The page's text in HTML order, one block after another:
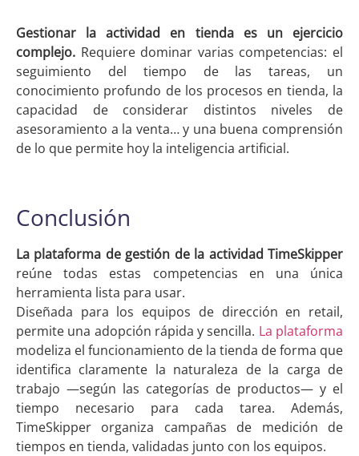
Gestionar la actividad en tienda es un ejercicio
complejo. Requiere dominar varias competencias: el
seguimiento del tiempo de las tareas, un
conocimiento profundo de los procesos en tienda, la
capacidad de considerar distintos niveles de
asesoramiento a la venta… y una buena comprensión
de lo que permite hoy la inteligencia artificial.
Conclusión
La plataforma de gestión de la actividad TimeSkipper
reúne todas estas competencias en una única
herramienta lista para usar.
Diseñada para los equipos de dirección en retail,
permite una adopción rápida y sencilla. La plataforma
modeliza el funcionamiento de la tienda de forma que
identifica claramente la naturaleza de la carga de
trabajo —según las categorías de productos— y el
tiempo necesario para cada tarea. Además,
TimeSkipper organiza campañas de medición de
tiempos en tienda, validadas junto con los equipos.